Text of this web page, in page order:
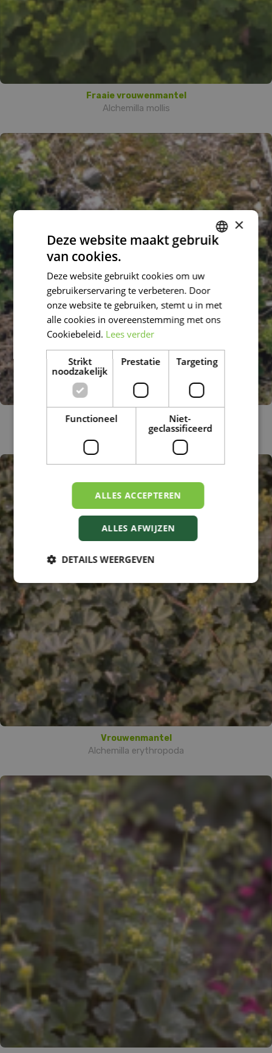
Fraaie vrouwenmantel
Alchemilla mollis
Spitslobbige vrouwenmantel
Alchemilla vulgaris
Vrouwenmantel
Alchemilla erythropoda
×
Deze website maakt gebruik
van cookies.
Deze website gebruikt cookies om uw
gebruikerservaring te verbeteren. Door
onze website te gebruiken, stemt u in met
alle cookies in overeenstemming met ons
Cookiebeleid. Lees verder
Strikt
noodzakelijk
Prestatie Targeting
Functioneel
Niet-
geclassificeerd
ALLES ACCEPTEREN
ALLES AFWIJZEN
DETAILS WEERGEVEN